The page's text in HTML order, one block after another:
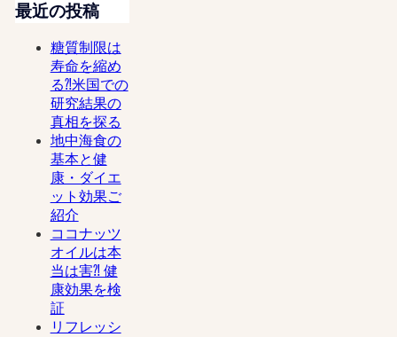
最近の投稿
糖質制限は
寿命を縮め
る⁈米国での
研究結果の
真相を探る
地中海食の
基本と健
康・ダイエ
ット効果ご
紹介
ココナッツ
オイルは本
当は害⁈ 健
康効果を検
証
リフレッシ